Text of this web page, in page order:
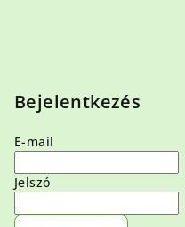
Bejelentkezés
E-mail
Jelszó